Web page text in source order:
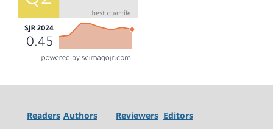
Readers Authors Reviewers Editors